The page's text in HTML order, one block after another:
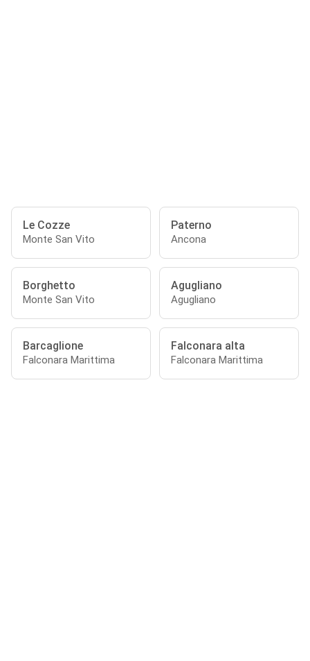
Le Cozze
Monte San Vito
Paterno
Ancona
Borghetto
Monte San Vito
Agugliano
Agugliano
Barcaglione
Falconara Marittima
Falconara alta
Falconara Marittima